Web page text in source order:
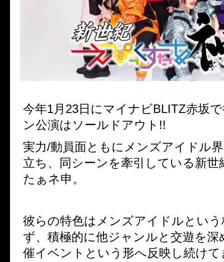
今年1月23日にマイナビBLITZ赤坂
ン公演はソールドアウト!!
実力/動員面ともにメンズアイドル
立ち、同シーンを牽引している新世
たぁネ申。
彼らの特色はメンズアイドルとい
ず、積極的に他ジャンルと交遊を深
催イベントという形へ反映し続け